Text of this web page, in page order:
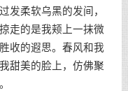
发柔软乌黑的发间，
走的是我颊上一抹微
收的遐思。春风和我
甜美的脸上，仿佛聚